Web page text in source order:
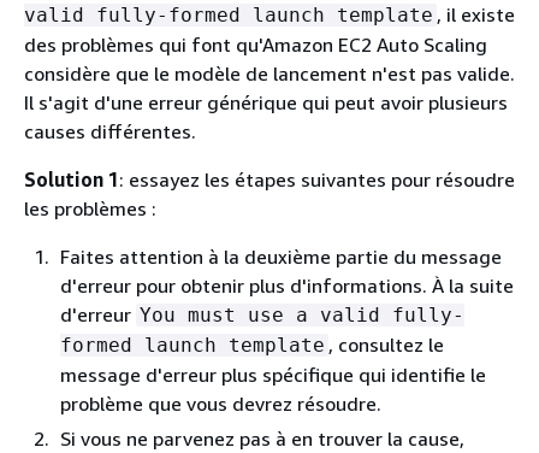
valid fully-formed launch template , il existe
des problèmes qui font qu'Amazon EC2 Auto Scaling
considère que le modèle de lancement n'est pas valide.
Il s'agit d'une erreur générique qui peut avoir plusieurs
causes différentes.
Solution 1: essayez les étapes suivantes pour résoudre
les problèmes :
Faites attention à la deuxième partie du message
d'erreur pour obtenir plus d'informations. À la suite
d'erreur You must use a valid fully-
formed launch template , consultez le
message d'erreur plus spécifique qui identifie le
problème que vous devrez résoudre.
Si vous ne parvenez pas à en trouver la cause,